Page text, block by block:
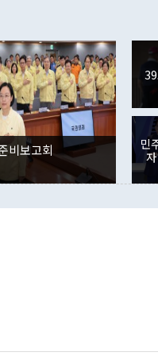
이 9월 러시아
며 "정부 차원
은 "그것은 외
잘랐다. 정 장
않았다는 점에
사합의 복원, 4
권이라는 지적
뒤 "여기 업무
부의 한 소식통
를 거쳐 결정
련 부처 장관이
하고 대통령의
였던 올해 3월
인의 해외투자
각각 증가했다.
국인의 국내 주
감소하며 전월
경신했다. 외국
분기 말 만기
다. 내국인의
다.
비보고회
민